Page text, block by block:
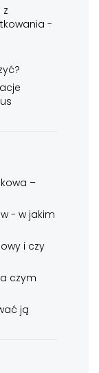
z
-
–
- w jakim
i czy
czym
ją